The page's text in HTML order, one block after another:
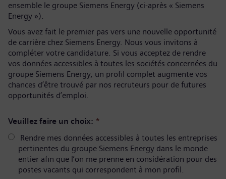
ensemble le groupe Siemens Energy (ci-après « Siemens
Energy »).
Vous avez fait le premier pas vers une nouvelle opportunité
de carrière chez Siemens Energy. Nous vous invitons à
compléter votre candidature. Si vous acceptez de rendre
vos données accessibles à toutes les sociétés concernées du
groupe Siemens Energy, un profil complet augmente vos
chances d’être trouvé par nos recruteurs pour de futures
opportunités d’emploi.
Veuillez faire un choix: *
Rendre mes données accessibles à toutes les entreprises
pertinentes du groupe Siemens Energy dans le monde
entier afin que l’on me prenne en considération pour des
postes vacants qui correspondent à mon profil.